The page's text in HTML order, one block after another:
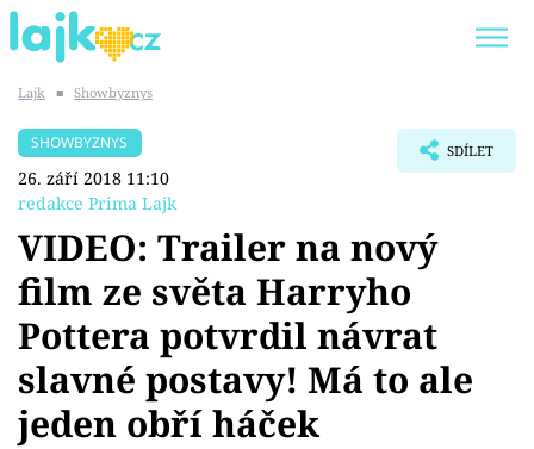
SHOPAHOLICADEL
Témata
Showbyznys
Youtubeři
Lajk ■ Showbyznys
SHOWBYZNYS
26. září 2018 11:10
redakce Prima Lajk
SDÍLET
VIDEO: Trailer na nový
film ze světa Harryho
Pottera potvrdil návrat
slavné postavy! Má to ale
jeden obří háček